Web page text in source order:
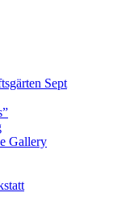
Sept
Gallery